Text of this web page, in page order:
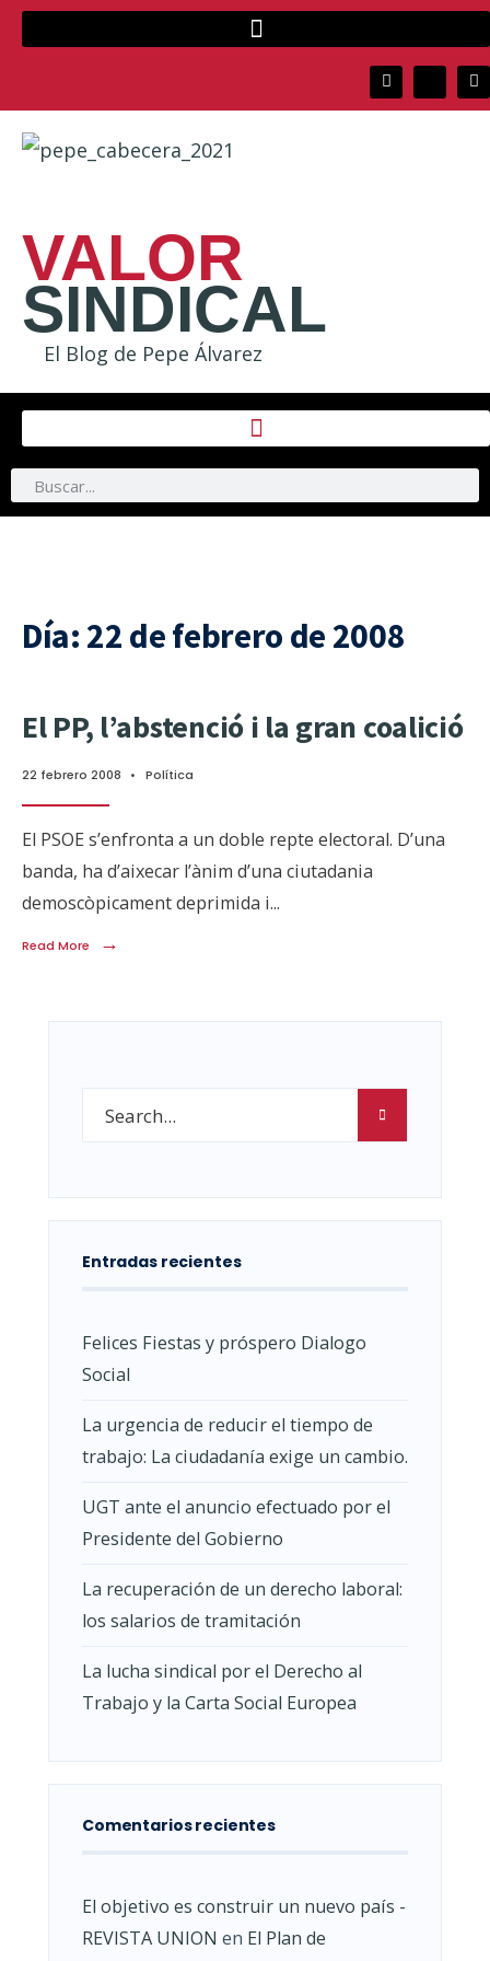
VALOR
SINDICAL
El Blog de Pepe Álvarez
Día: 22 de febrero de 2008
El PP, l’abstenció i la gran coalició
22 febrero 2008 • Política
El PSOE s’enfronta a un doble repte electoral. D’una
banda, ha d’aixecar l’ànim d’una ciutadania
demoscòpicament deprimida i...
Read More →
Entradas recientes
Felices Fiestas y próspero Dialogo
Social
La urgencia de reducir el tiempo de
trabajo: La ciudadanía exige un cambio.
UGT ante el anuncio efectuado por el
Presidente del Gobierno
La recuperación de un derecho laboral:
los salarios de tramitación
La lucha sindical por el Derecho al
Trabajo y la Carta Social Europea
Comentarios recientes
El objetivo es construir un nuevo país -
REVISTA UNION en El Plan de